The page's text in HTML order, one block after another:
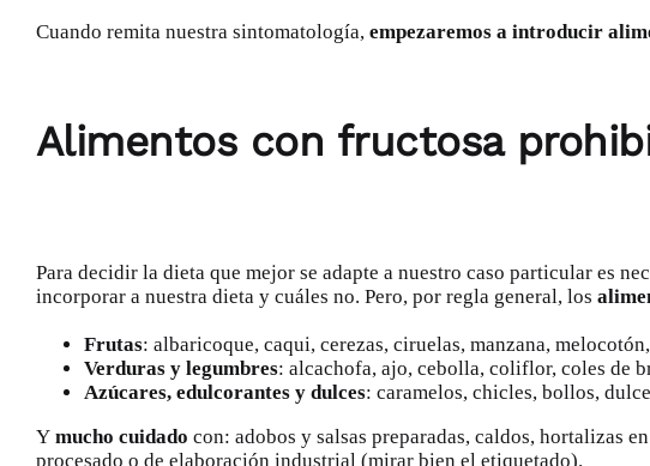
Cuando remita nuestra sintomatología, empezaremos a introducir
Alimentos con fructosa
Para decidir la dieta que mejor se adapte a nuestro caso particular es
incorporar a nuestra dieta y cuáles no. Pero, por regla general, los a
Frutas: albaricoque, caqui, cerezas, ciruelas, manzana,
Verduras y legumbres: alcachofa, ajo, cebolla, coliflor, coles de
Azúcares, edulcorantes y dulces: caramelos, chicles, bollos,
Y mucho cuidado con: adobos y salsas preparadas, caldos, hortalizas
procesado o de elaboración industrial (mirar bien el etiquetado).